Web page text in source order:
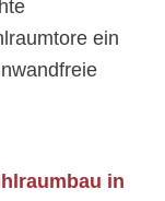
ein
in